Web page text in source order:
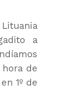
a
de
1º de